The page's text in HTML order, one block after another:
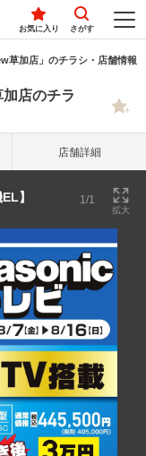
お気に入り さがす
草加店」のチラシ・店舗情報
店のチラ
店舗詳細
】 1/1
拡大